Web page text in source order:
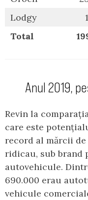
Lodgy
Total
Anul 2019,
Revin la
care este
record al mărcii de
ridicau, sub brand
autovehicule.
690.000 erau
vehicule